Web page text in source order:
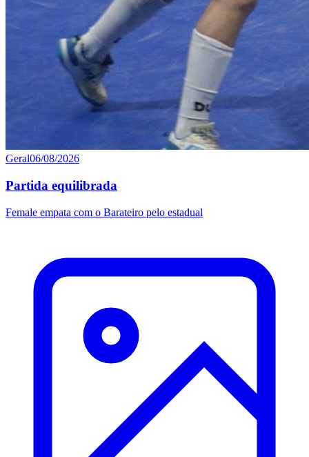
Geral06/08/2026
Partida equilibrada
Female empata com o Barateiro pelo estadual